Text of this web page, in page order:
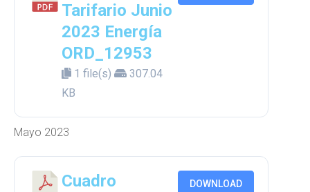
Tarifario Junio
2023 Energía
ORD_12953
1 file(s)
307.04
KB
Mayo 2023
Cuadro
DOWNLOAD